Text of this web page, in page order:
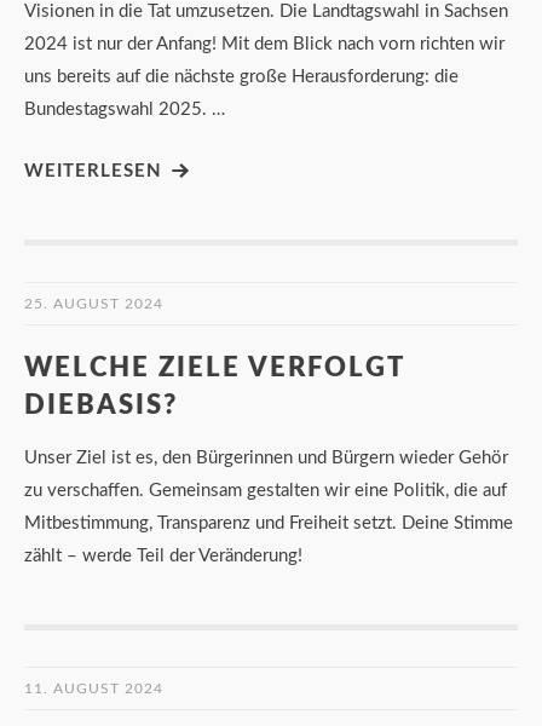
Visionen in die Tat umzusetzen. Die Landtagswahl in Sachsen
2024 ist nur der Anfang! Mit dem Blick nach vorn richten wir
uns bereits auf die nächste große Herausforderung: die
Bundestagswahl 2025. …
WEITERLESEN
25. AUGUST 2024
WELCHE ZIELE VERFOLGT
DIEBASIS?
Unser Ziel ist es, den Bürgerinnen und Bürgern wieder Gehör
zu verschaffen. Gemeinsam gestalten wir eine Politik, die auf
Mitbestimmung, Transparenz und Freiheit setzt. Deine Stimme
zählt – werde Teil der Veränderung!
11. AUGUST 2024